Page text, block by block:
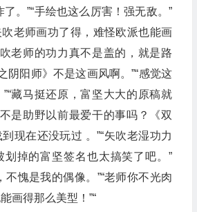
了。”“手绘也这么厉害！强无敌。”
吹老师画功了得，难怪欧派也能画
老师的功力真不是盖的，就是路
阴阳师》不是这画风啊。”“感觉这
藏马挺还原，富坚大大的原稿就
是助野以前最爱干的事吗？《双
现在还没玩过 。”“矢吹老湿功力
划掉的富坚签名也太搞笑了吧。”
不愧是我的偶像。”“老师你不光肉
画得那么美型！”“